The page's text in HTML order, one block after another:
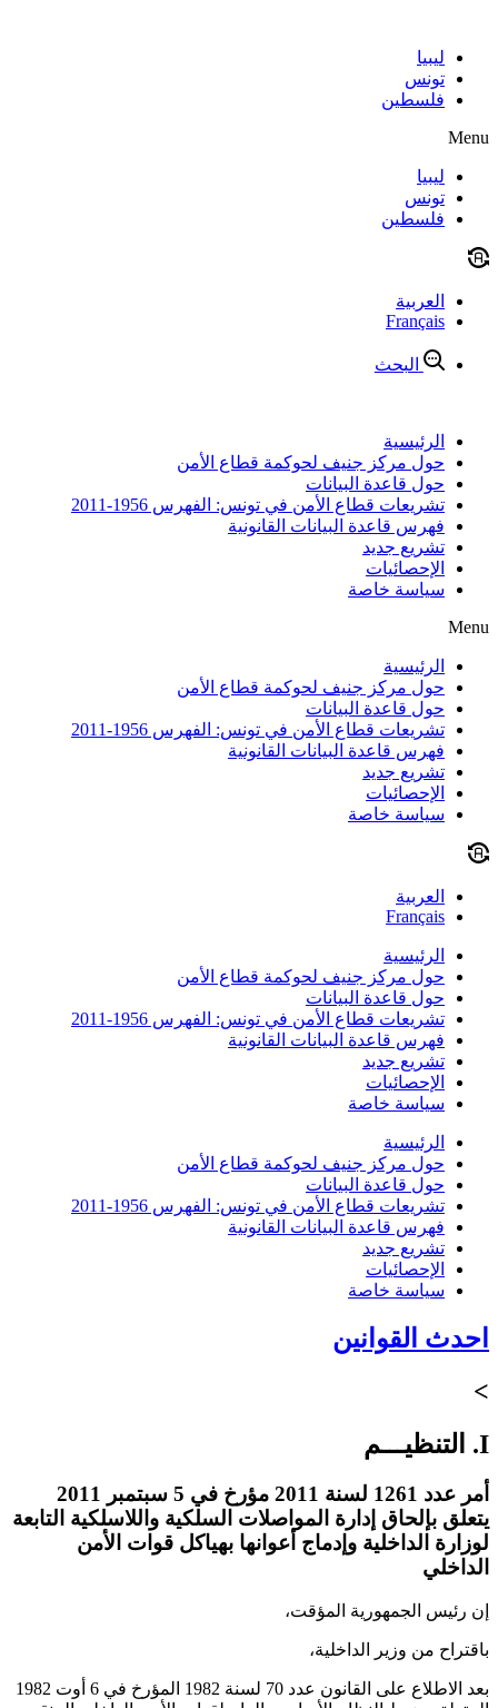
contentليبيا
تونس
فلسطين
Menu
ليبيا
تونس
فلسطين
العربية
Français
البحث
الرئيسية
حول مركز جنيف لحوكمة قطاع الأمن
حول قاعدة البيانات
تشريعات قطاع الأمن في تونس: الفهرس 1956-2011
فهرس قاعدة البيانات القانونية
تشريع جديد
الإحصائيات
سياسة خاصة
Menu
الرئيسية
حول مركز جنيف لحوكمة قطاع الأمن
حول قاعدة البيانات
تشريعات قطاع الأمن في تونس: الفهرس 1956-2011
فهرس قاعدة البيانات القانونية
تشريع جديد
الإحصائيات
سياسة خاصة
العربية
Français
الرئيسية
حول مركز جنيف لحوكمة قطاع الأمن
حول قاعدة البيانات
تشريعات قطاع الأمن في تونس: الفهرس 1956-2011
فهرس قاعدة البيانات القانونية
تشريع جديد
الإحصائيات
سياسة خاصة
الرئيسية
حول مركز جنيف لحوكمة قطاع الأمن
حول قاعدة البيانات
تشريعات قطاع الأمن في تونس: الفهرس 1956-2011
فهرس قاعدة البيانات القانونية
تشريع جديد
الإحصائيات
سياسة خاصة
احدث القوانين
>
I. التنظيـــم
أمر عدد 1261 لسنة 2011 مؤرخ في 5 سبتمبر 2011
يتعلق بإلحاق إدارة المواصلات السلكية واللاسلكية التابعة
لوزارة الداخلية وإدماج أعوانها بهياكل قوات الأمن
الداخلي
إن رئيس الجمهورية المؤقت،
باقتراح من وزير الداخلية،
بعد الاطلاع على القانون عدد 70 لسنة 1982 المؤرخ في 6 أوت 1982